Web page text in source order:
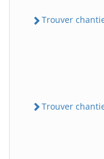
Trouver
Trouver